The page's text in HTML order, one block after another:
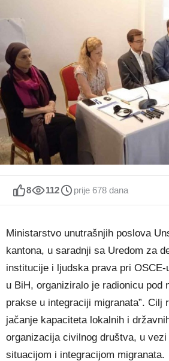
8 112 prije 678 dana
Ministarstvo unutrašnjih poslova
kantona, u saradnji sa Uredom za
institucije i ljudska prava pri
u BiH, organiziralo je radionicu pod
prakse u integraciji migranata”. Cilj
jačanje kapaciteta lokalnih i
organizacija civilnog društva, u
situacijom i integracijom migranata.